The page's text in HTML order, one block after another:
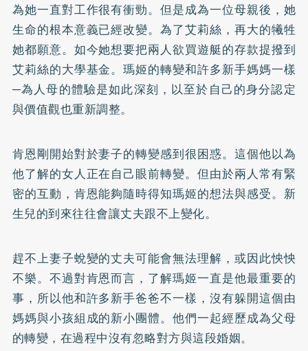
為她一直對工作很有衝勁。但是成為一位母親後，她
生命的根本意義已經改變。為了艾莉絲，再大的犧牲
她都願意。如今她想要把兩人欲買遊艇的存款提撥到
艾莉絲的大學基金。瑪姬的轉變和許多新手媽媽一樣
─為人母的體驗是如此深刻，以至於自己的身分認定
與價值觀也重新調整。
肯恩剛開始對於妻子的轉變感到很困惑。這個他以為
他了解的女人正在自己眼前轉變。但由於兩人常有緊
密的互動，肯恩能夠隨時得知瑪姬的想法與感受。新
生兒的到來往往會讓丈夫跟不上變化。
趕不上妻子蛻變的丈夫可能會無法理解，或因此怏怏
不樂。不過對肯恩而言，了解瑪姬一直是他最重要的
事，所以他和許多新手爸爸不一樣，沒有躲開這個由
媽媽與小孩組成的新小團體。他們一起經歷成為父母
的轉變，在過程中沒有忽略對方與這段婚姻。